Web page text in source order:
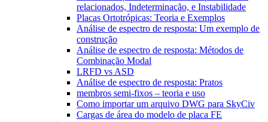
relacionados, Indeterminação, e Instabilidade
Placas Ortotrópicas: Teoria e Exemplos
Análise de espectro de resposta: Um exemplo de
construção
Análise de espectro de resposta: Métodos de
Combinação Modal
LRFD vs ASD
Análise de espectro de resposta: Pratos
membros semi-fixos – teoria e uso
Como importar um arquivo DWG para SkyCiv
Cargas de área do modelo de placa FE